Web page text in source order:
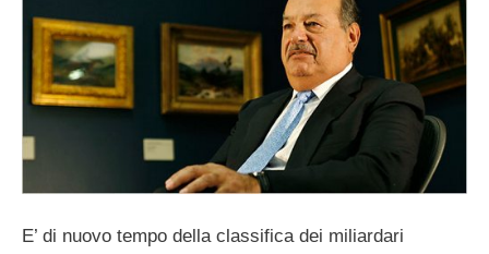
E’ di nuovo tempo della classifica dei miliardari